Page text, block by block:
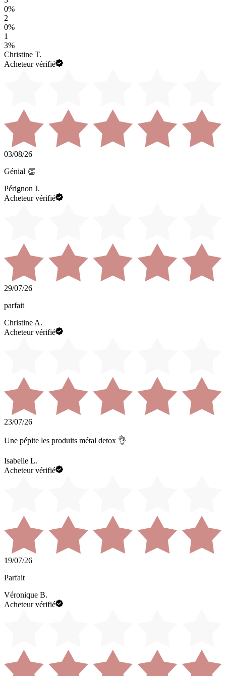
0%
2
0%
1
3%
Christine T.
Acheteur vérifié
03/08/26
Génial 👏
Pérignon J.
Acheteur vérifié
29/07/26
parfait
Christine A.
Acheteur vérifié
23/07/26
Une pépite les produits métal detox 👌
Isabelle L.
Acheteur vérifié
19/07/26
Parfait
Véronique B.
Acheteur vérifié